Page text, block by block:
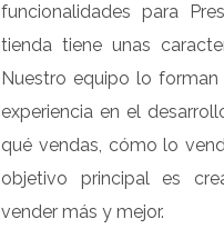
funcionalidades para
tienda tiene unas
Nuestro equipo lo
experiencia en el
qué vendas, cómo lo
objetivo principal es
vender más y mejor.